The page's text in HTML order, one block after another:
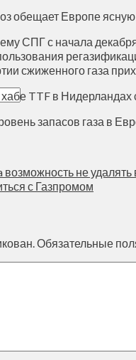
обещает Европе
СПГ с начала
сжиженного газа
TTF в Нидерландах
запасов газа в
не
с Газпромом
Обязательные